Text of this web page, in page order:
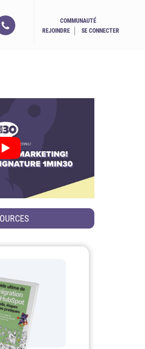
COMMUNAUTÉ
REJOINDRE
SE CONNECTER